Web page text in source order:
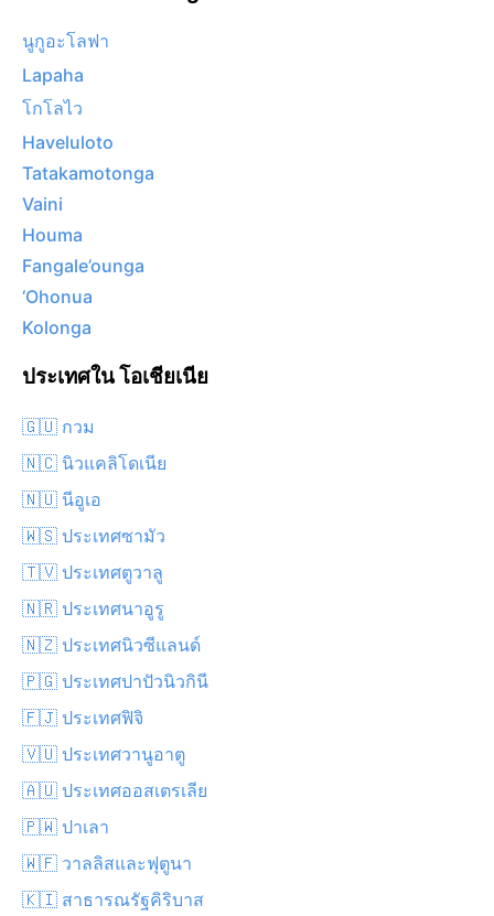
นูกูอะโลฟา
Lapaha
โกโลไว
Haveluloto
Tatakamotonga
Vaini
Houma
Fangale’ounga
‘Ohonua
Kolonga
ประเทศใน โอเชียเนีย
🇬🇺 กวม
🇳🇨 นิวแคลิโดเนีย
🇳🇺 นีอูเอ
🇼🇸 ประเทศซามัว
🇹🇻 ประเทศตูวาลู
🇳🇷 ประเทศนาอูรู
🇳🇿 ประเทศนิวซีแลนด์
🇵🇬 ประเทศปาปัวนิวกินี
🇫🇯 ประเทศฟิจิ
🇻🇺 ประเทศวานูอาตู
🇦🇺 ประเทศออสเตรเลีย
🇵🇼 ปาเลา
🇼🇫 วาลลิสและฟุตูนา
🇰🇮 สาธารณรัฐคิริบาส